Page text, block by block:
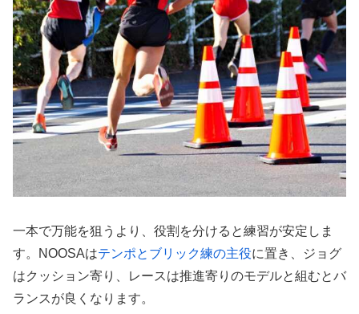
一本で万能を狙うより、役割を分けると練習が安定しま
す。NOOSAはテンポとブリック練の主役に置き、ジョグ
はクッション寄り、レースは推進寄りのモデルと組むとバ
ランスが良くなります。